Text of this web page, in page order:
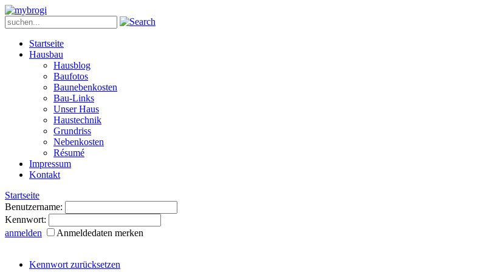
Startseite
Hausbau
Hausblog
Baufotos
Baunebenkosten
Bau-Links
Unser Haus
Haustechnik
Grundriss
Nebenkosten
Ré­su­mé
Impressum
Kontakt
Startseite
Benutzername:
Kennwort:
anmelden
Anmeldedaten merken
Kennwort zurücksetzen